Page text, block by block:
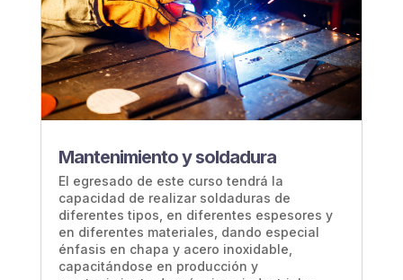
Mantenimiento y soldadura
El egresado de este curso tendrá la
capacidad de realizar soldaduras de
diferentes tipos, en diferentes espesores y
en diferentes materiales, dando especial
énfasis en chapa y acero inoxidable,
capacitándose en producción y